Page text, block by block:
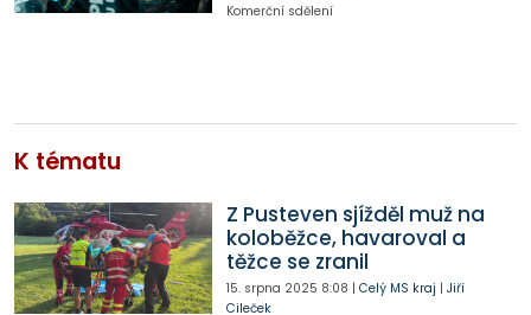
Komerční sdělení
K tématu
Z Pusteven sjížděl muž na
koloběžce, havaroval a
těžce se zranil
15. srpna 2025 8:08 | Celý MS kraj | Jiří
Cileček